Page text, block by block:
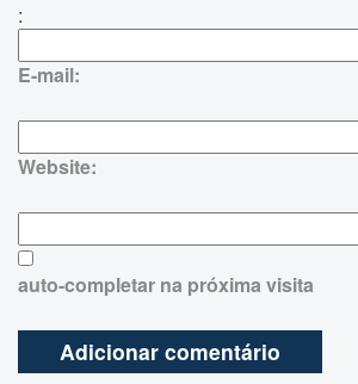
:
E-mail:
Website:
auto-completar na próxima visita